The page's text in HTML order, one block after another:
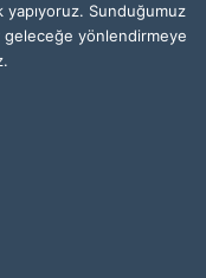
yapıyoruz. Sunduğumuz
geleceğe yönlendirmeye